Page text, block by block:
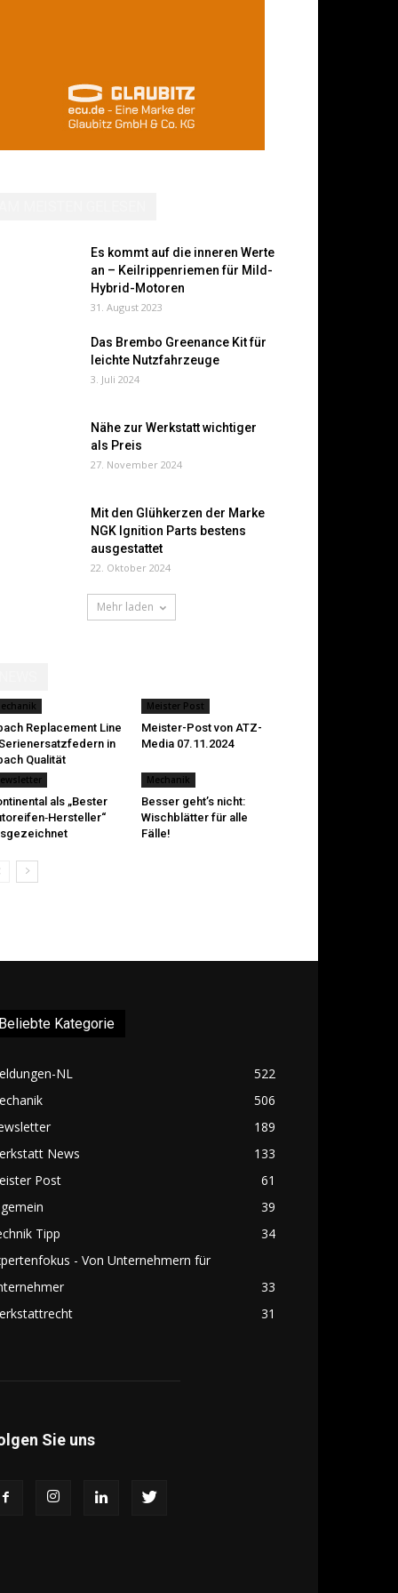
Es kommt auf die inneren Werte
an – Keilrippenriemen für Mild-
Hybrid-Motoren
31. August 2023
Das Brembo Greenance Kit für
leichte Nutzfahrzeuge
3. Juli 2024
Nähe zur Werkstatt wichtiger
als Preis
27. November 2024
Mit den Glühkerzen der Marke
NGK Ignition Parts bestens
ausgestattet
22. Oktober 2024
Mehr laden
Replacement Line
in
Qualität
Meister Post
Meister-Post von ATZ-
Media 07.11.2024
als „Bester
Mechanik
Besser geht’s nicht:
Wischblätter für alle
Fälle!
Kategorie
NL
522
506
189
News
133
Post
61
39
Tipp
34
- Von Unternehmern für
33
31
Sie uns